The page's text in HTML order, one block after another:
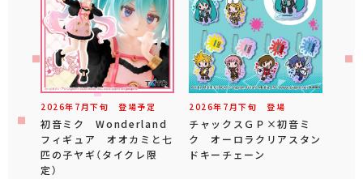
2026年 7 月下旬 登場予定
初音ミク Wonderland
フィギュア オオカミと七
匹の子ヤギ（タイクレ限
定）
2026年 7 月下旬 登場
チャックスＧＰ×初音ミ
ク オーロラクリアスタン
ドキーチェーン